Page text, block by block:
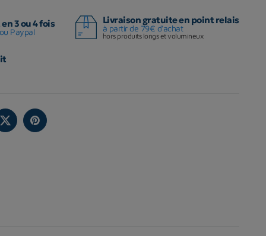
3 ou 4 fois
Paypal
Livraison gratuite en point relais
à partir de 79€ d'achat
hors produits longs et volumineux